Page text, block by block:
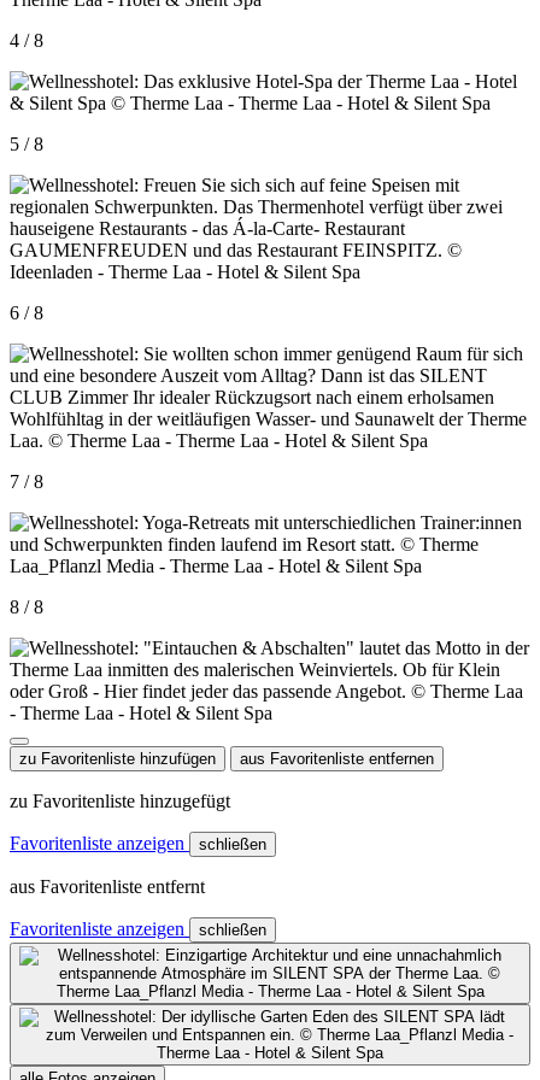
4 / 8
5 / 8
6 / 8
7 / 8
8 / 8
zu Favoritenliste hinzufügen aus Favoritenliste entfernen
zu Favoritenliste hinzugefügt
Favoritenliste anzeigen schließen
aus Favoritenliste entfernt
Favoritenliste anzeigen schließen